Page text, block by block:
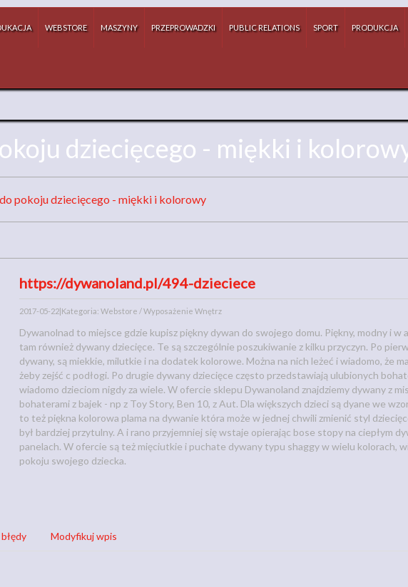
WEBSTORE MASZYNY PRZEPROWADZKI PUBLIC RELATIONS SPORT PRODUKCJA
dziecięcego - miękki i
pokoju dziecięcego - miękki i kolorowy
https://dywanoland.pl/494-dzieciece
2017-05-22|Kategoria: Webstore / Wyposażenie Wnętrz
Dywanolnad to miejsce gdzie kupisz piękny dywan do swojego domu. Piękny, modny i w
tam również dywany dziecięce. Te są szczególnie poszukiwanie z kilku przyczyn. Po
dywany, są miekkie, milutkie i na dodatek kolorowe. Można na nich leżeć i wiadomo, że
żeby zejść c podłogi. Po drugie dywany dziecięce często przedstawiają ulubionych
wiadomo dzieciom nigdy za wiele. W ofercie sklepu Dywanoland znajdziemy dywany z
bohaterami z bajek - np z Toy Story, Ben 10, z Aut. Dla większych dzieci są dyane we
to też piękna kolorowa plama na dywanie która może w jednej chwili zmienić styl
był bardziej przytulny. A i rano przyjemniej się wstaje opierając bose stopy na ciepłym
panelach. W ofercie są też mięciutkie i puchate dywany typu shaggy w wielu kolorach,
pokoju swojego dziecka.
Modyfikuj wpis